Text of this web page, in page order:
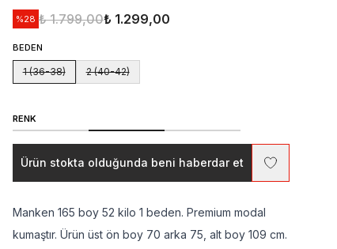
%28 ₺ 1.799,00₺ 1.299,00
BEDEN
1 (36-38) 2 (40-42)
RENK
Ürün stokta olduğunda beni haberdar et
Manken 165 boy 52 kilo 1 beden. Premium modal
kumaştır. Ürün üst ön boy 70 arka 75, alt boy 109 cm.